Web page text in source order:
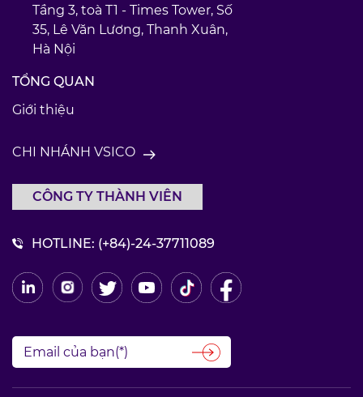
Tầng 3, toà T1 - Times Tower, Số
35, Lê Văn Lương, Thanh Xuân,
Hà Nội
TỔNG QUAN
Giới thiệu
CHI NHÁNH VSICO
CÔNG TY THÀNH VIÊN
HOTLINE: (+84)-24-37711089